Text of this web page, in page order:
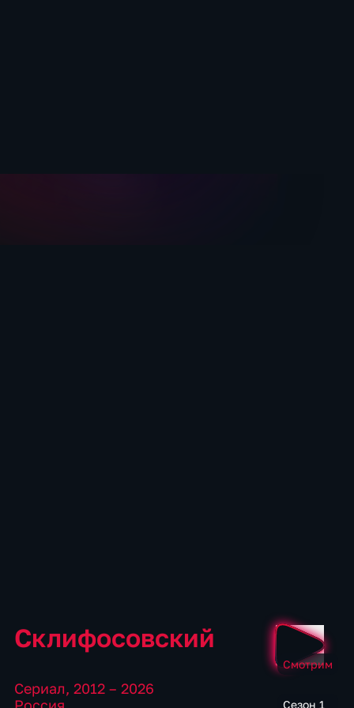
Склифосовский
Смотрим
Сезон 1
Сериал,2012 – 2026